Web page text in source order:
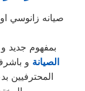
صيانه زانوسي
بمفهوم جديد
الصيانة و
المحترفيين